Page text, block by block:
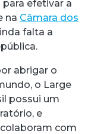
efetivar a
na Câmara dos
falta a
abrigar o
o Large
possui um
e
com